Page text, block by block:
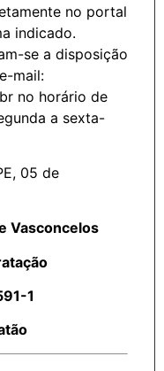
no portal
indicado.
se a disposição
mail:
no horário de
a sexta-
05 de
Vasconcelos
1